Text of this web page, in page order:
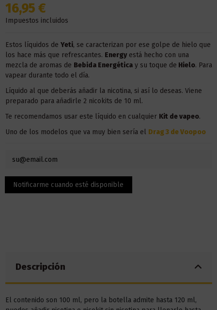
16,95 €
Impuestos incluidos
Estos líquidos de Yeti, se caracterizan por ese golpe de hielo que
los hace más que refrescantes. Energyestá hecho con una
mezcla de aromas de Bebida Energéticay su toque de Hielo. Para
vapear durante todo el día.
Líquido al que deberás añadir la nicotina, si así lo deseas. Viene
preparado para añadirle 2 nicokits de 10 ml.
Te recomendamos usar este líquido en cualquier Kit de vapeo.
Uno de los modelos que va muy bien sería el Drag 3 de Voopoo
Descripción
El contenido son 100 ml, pero la botella admite hasta 120 ml,